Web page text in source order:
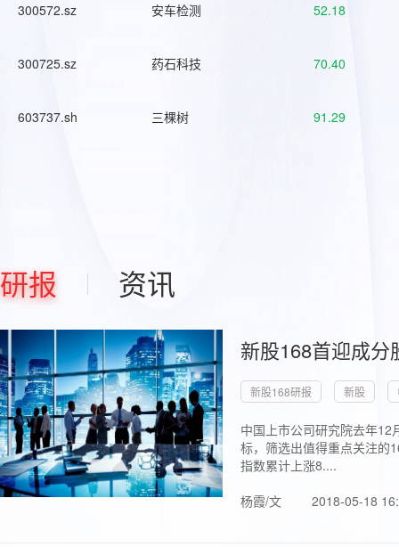
300572.sz 安车检测 52.18
300725.sz 药石科技 70.40
603737.sh 三棵树 91.29
研报 资讯
新股168首迎成
新股168研报 新股
中国上市公司研究院去年
标，筛选出值得重点关注的
指数累计上涨8....
杨霞/文
2018-05-18